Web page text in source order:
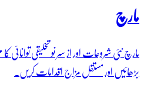
مارچ
مارچ نئی شروعات اور از سر نو تخلیقی
بڑھائیں اور مستقل مزاج اقدامات کریں۔